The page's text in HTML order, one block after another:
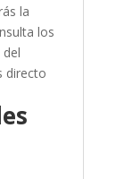
la
los
directo